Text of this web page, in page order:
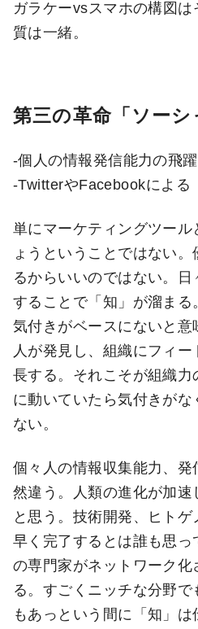
ガラケーvsスマホの構図
質は一緒。
第三の革命「ソーシ
-個人の情報発信能力の飛
-TwitterやFacebookによる
単にマーケティングツール
ょうということではない
るからいいのではない。
することで「知」が溜ま
気付きがベースにないと意
人が発見し、組織にフィ
長する。それこそが組織力
に動いていたら気付きがな
ない。
個々人の情報収集能力、
然違う。人類の進化が加
と思う。技術開発、ヒト
早く完了するとは誰も思っ
の専門家がネットワーク化
る。すごくニッチな分野
もあっという間に「知」